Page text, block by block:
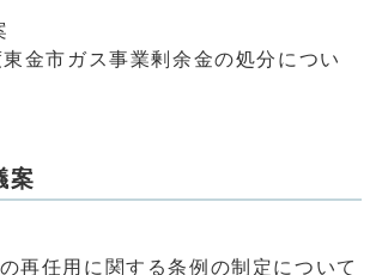
金市ガス事業剰余金の処分につい
案
再任用に関する条例の制定について